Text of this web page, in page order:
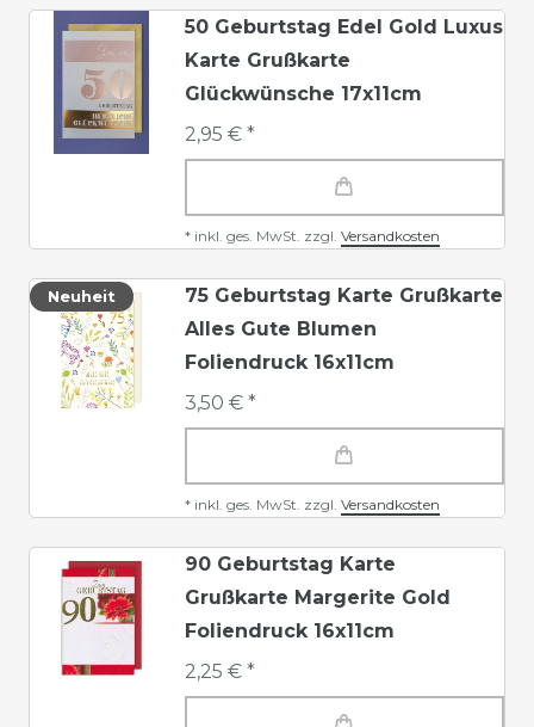
50 Geburtstag Edel Gold Luxus
Karte Grußkarte
Glückwünsche 17x11cm
2,95 € *
* inkl. ges. MwSt. zzgl. Versandkosten
Neuheit
75 Geburtstag Karte Grußkarte
Alles Gute Blumen
Foliendruck 16x11cm
3,50 € *
* inkl. ges. MwSt. zzgl. Versandkosten
90 Geburtstag Karte
Grußkarte Margerite Gold
Foliendruck 16x11cm
2,25 € *